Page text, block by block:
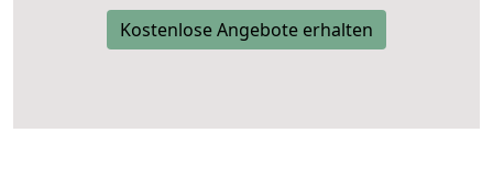
Kostenlose Angebote erhalten